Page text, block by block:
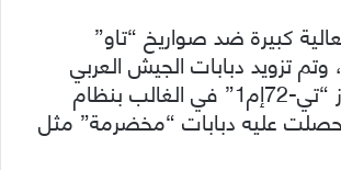
كبيرة ضد صواريخ “تاو”
وتم تزويد دبابات الجيش العربي
السوري من طراز “تي-72إم1” في الغالب بنظام
عليه دبابات “مخضرمة” مثل